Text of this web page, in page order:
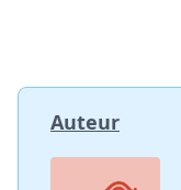
Auteur